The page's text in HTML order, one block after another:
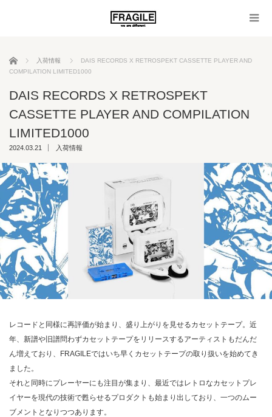
ホーム 入荷情報
DAIS RECORDS X RETROSPEKT CASSETTE PLAYER AND
COMPILATION LIMITED1000
DAIS RECORDS X RETROSPEKT
CASSETTE PLAYER AND COMPILATION
LIMITED1000
2024.03.21 入荷情報
レコードと同様に再評価が始まり、盛り上がりを見せるカセットテープ。近
年、新譜や旧譜問わずカセットテープをリリースするアーティストもだんだ
ん増えており、FRAGILEではいち早くカセットテープの取り扱いを始めてき
ました。
それと同時にプレーヤーにも注目が集まり、最近ではレトロなカセットプレ
イヤーを現代の技術で甦らせるプロダクトも始まり出しており、一つのムー
ブメントとなりつつあります。